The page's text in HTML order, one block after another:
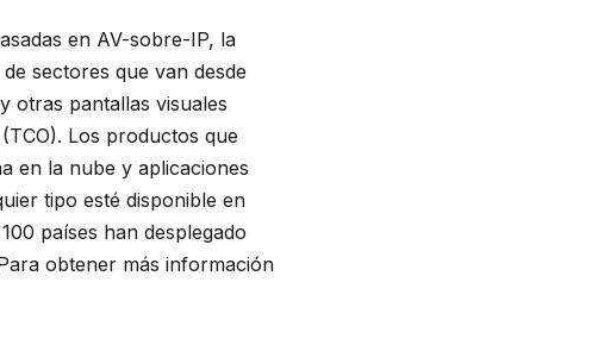
en AV-sobre-IP, la
sectores que van desde
otras pantallas visuales
Los productos que
en la nube y aplicaciones
tipo esté disponible en
países han desplegado
obtener más información